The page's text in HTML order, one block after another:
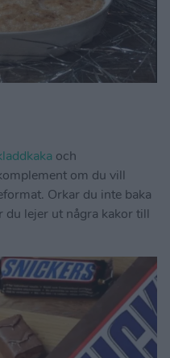
och
om du vill
Orkar du inte baka
lejer ut några kakor till